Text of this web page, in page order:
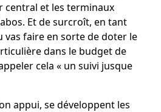
et les terminaux
Et de surcroît, en tant
vas faire en sorte de doter le
dans le budget de
cela « un suivi jusque
appui, se développent les